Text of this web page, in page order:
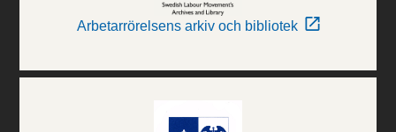
Arbetarrörelsens arkiv och bibliotek